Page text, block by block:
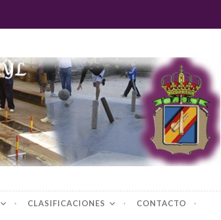
bolos
CLASIFICACIONES CONTACTO